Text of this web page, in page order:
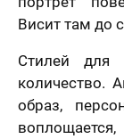
Висит там до
Стилей для
количество.
образ,
Ваш номер
недели
В
Имя*